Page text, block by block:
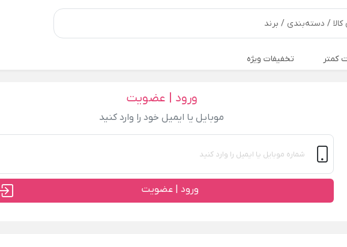
کمتر تخفیفات ویژه
ورود | عضویت
موبایل یا ایمیل خود را وارد کنید
ورود | عضویت